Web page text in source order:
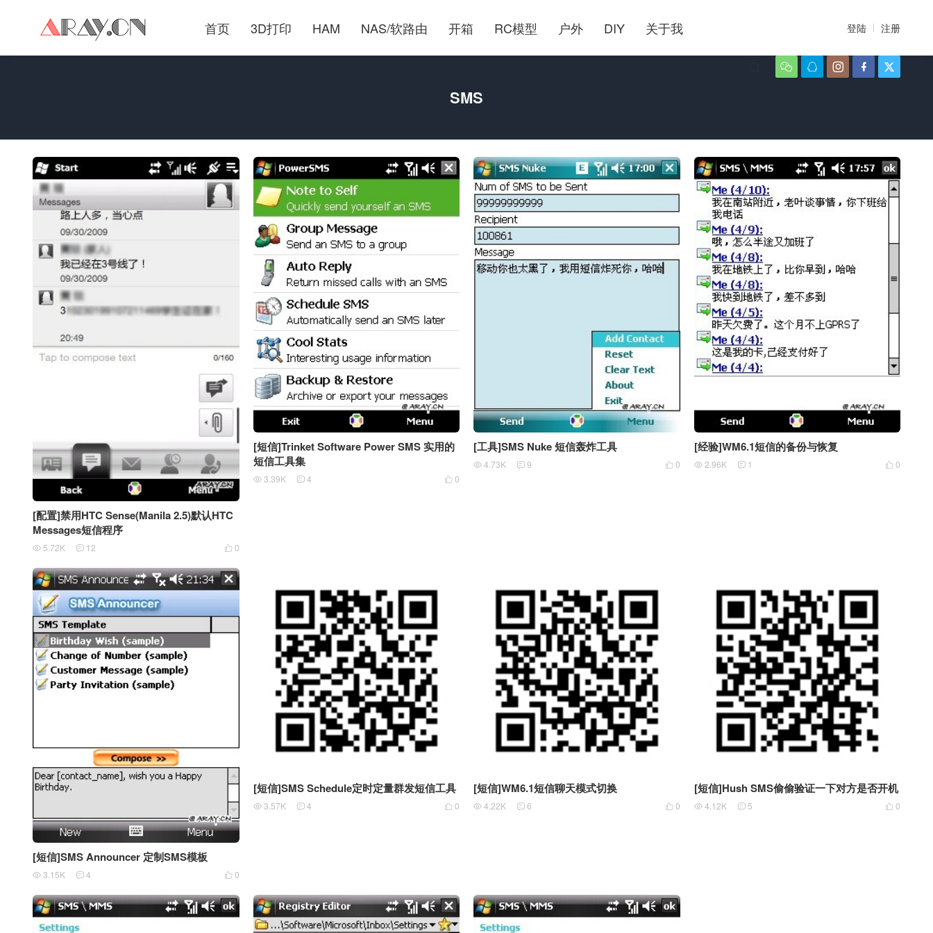
首页 3D打印 HAM NAS/软路由 开箱 RC模型 户外 DIY 关于我 登陆 注册
    
SMS
[配置]禁用HTC Sense(Manila 2.5)默认HTC
Messages短信程序
 0
 5.72K  12
[短信]Trinket Software Power SMS 实用的
短信工具集
 0
 3.39K  4
[工具]SMS Nuke 短信轰炸工具
 0
 4.73K  9
[经验]WM6.1短信的备份与恢复
 0
 2.96K  1
[短信]SMS Announcer 定制SMS模板
 0
 3.15K  4
[短信]SMS Schedule定时定量群发短信工具
 0
 3.57K  4
[短信]WM6.1短信聊天模式切换
 0
 4.22K  6
[短信]Hush SMS偷偷验证一下对方是否开机
 0
 4.12K  5